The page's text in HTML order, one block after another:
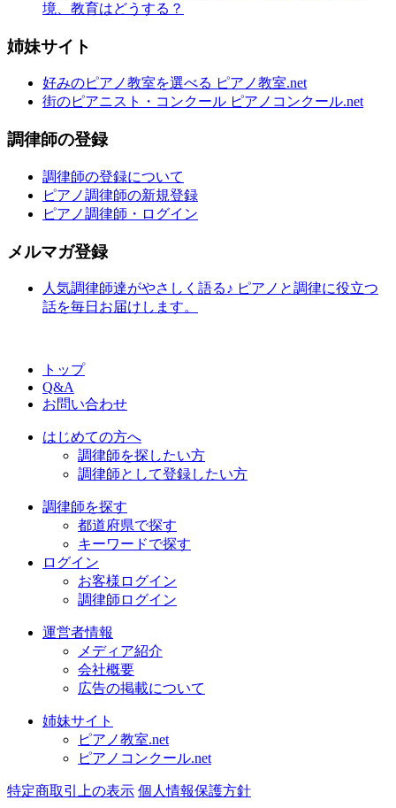
境、教育はどうする？
姉妹サイト
好みのピアノ教室を選べる ピアノ教室.net
街のピアニスト・コンクール ピアノコンクール.net
調律師の登録
調律師の登録について
ピアノ調律師の新規登録
ピアノ調律師・ログイン
メルマガ登録
人気調律師達がやさしく語る♪ ピアノと調律に役立つ
話を毎日お届けします。
トップ
Q&A
お問い合わせ
はじめての方へ
調律師を探したい方
調律師として登録したい方
調律師を探す
都道府県で探す
キーワードで探す
ログイン
お客様ログイン
調律師ログイン
運営者情報
メディア紹介
会社概要
広告の掲載について
姉妹サイト
ピアノ教室.net
ピアノコンクール.net
特定商取引上の表示 個人情報保護方針